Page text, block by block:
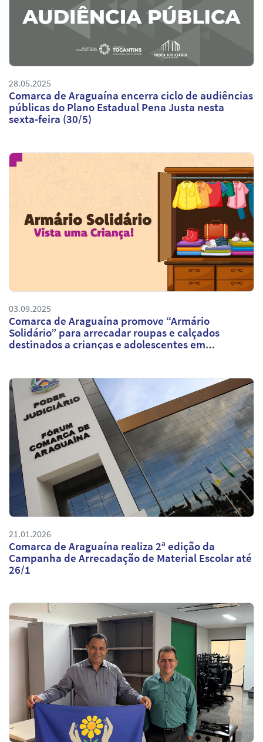
28.05.2025
Comarca de Araguaína encerra ciclo de audiências
públicas do Plano Estadual Pena Justa nesta
sexta-feira (30/5)
03.09.2025
Comarca de Araguaína promove “Armário
Solidário” para arrecadar roupas e calçados
destinados a crianças e adolescentes em
21.01.2026
Comarca de Araguaína realiza 2ª edição da
Campanha de Arrecadação de Material Escolar até
26/1